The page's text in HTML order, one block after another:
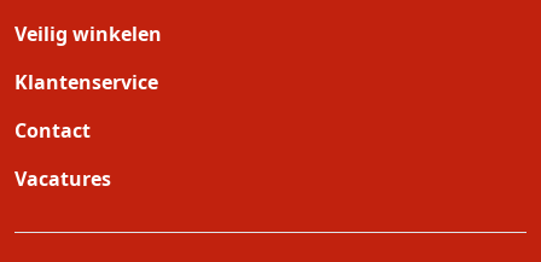
Veilig winkelen
Klantenservice
Contact
Vacatures